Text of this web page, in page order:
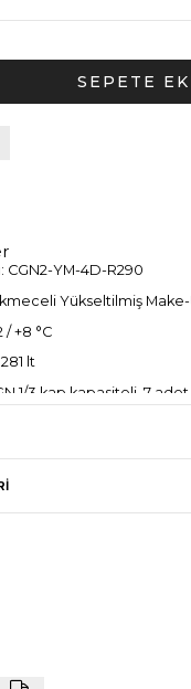
CGN2-YM-4D-R290
Yükseltilmiş
/ +8 °C
lt
1/3 kap kapasiteli, 7 adet
4 adet (1/2 boy)
otomatik defrost
sistemi